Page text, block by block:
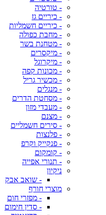
- טורטיה
- כיריים גז
- כיריים חשמליות
- מחבת כפולה
- מטחנת בשר
- מיקסרים
- מיקרוגל
- מכונות קפה
- מכשיר גריל
- מנגלים
- מסחטת הדרים
- מעבדי מזון
- מצנם
- סירים חשמליים
- פלנצות
- פנקייק וקרפ
- קומקום
- תנורי אפייה
ניקיון
- שואב אבק
מוצרי חורף
- מפזרי חום
- סדין חימום